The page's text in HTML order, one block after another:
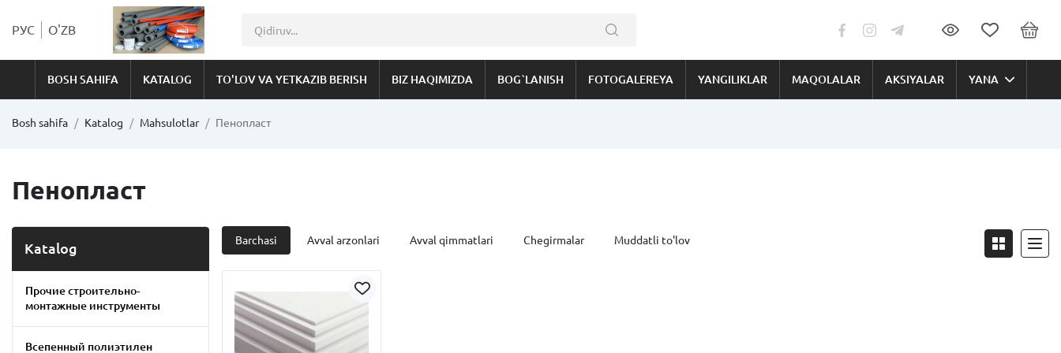
РУС O'ZB
BOSH SAHIFA KATALOG TO'LOV VA YETKAZIB BERISH BIZ HAQIMIZDA BOG`LANISH FOTOGALEREYA YANGILIKLAR MAQOLALAR AKSIYALAR YANA
Bosh sahifa Katalog Mahsulotlar Пенопласт
Пенопласт
Katalog
Прочие строительно-
монтажные инструменты
Всепенный полиэтилен
Barchasi Avval arzonlari Avval qimmatlari Chegirmalar Muddatli to'lov